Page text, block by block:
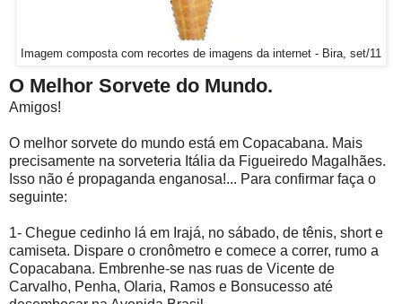
Imagem composta com recortes de imagens da internet - Bira, set/11
O Melhor Sorvete do Mundo.
Amigos!
O melhor sorvete do mundo está em Copacabana. Mais
precisamente na sorveteria Itália da Figueiredo Magalhães.
Isso não é propaganda enganosa!... Para confirmar faça o
seguinte:
1- Chegue cedinho lá em Irajá, no sábado, de tênis, short e
camiseta. Dispare o cronômetro e comece a correr, rumo a
Copacabana. Embrenhe-se nas ruas de Vicente de
Carvalho, Penha, Olaria, Ramos e Bonsucesso até